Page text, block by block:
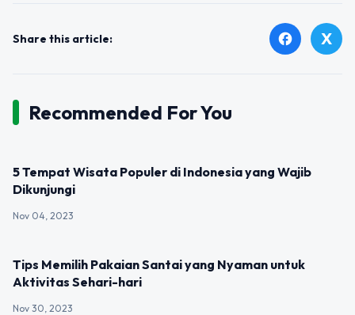
Share this article: facebook X
Recommended For You
5 Tempat Wisata Populer di Indonesia yang Wajib
Dikunjungi
Nov 04, 2023
Tips Memilih Pakaian Santai yang Nyaman untuk
Aktivitas Sehari-hari
Nov 30, 2023